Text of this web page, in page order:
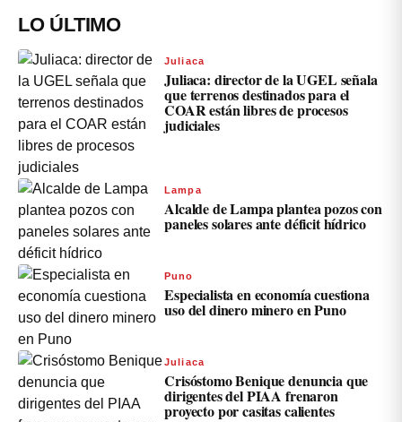
LO ÚLTIMO
Juliaca
Juliaca: director de la UGEL señala
que terrenos destinados para el
COAR están libres de procesos
judiciales
Lampa
Alcalde de Lampa plantea pozos con
paneles solares ante déficit hídrico
Puno
Especialista en economía cuestiona
uso del dinero minero en Puno
Juliaca
Crisóstomo Benique denuncia que
dirigentes del PIAA frenaron
proyecto por casitas calientes